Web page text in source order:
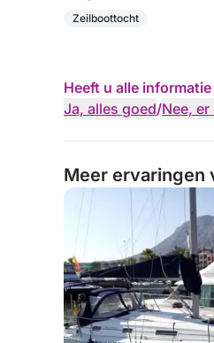
Zeilboottocht
Heeft u alle
Ja, alles goed/Nee,
Meer ervaringen